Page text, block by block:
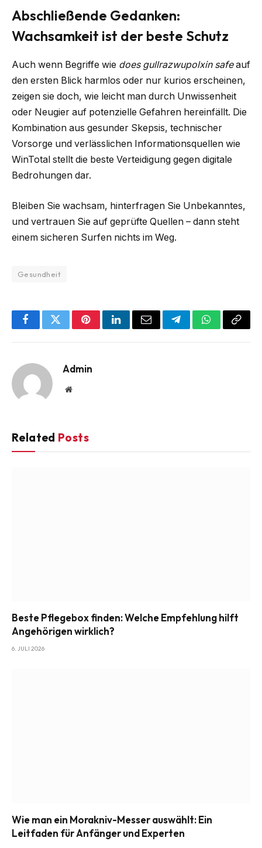
Abschließende Gedanken:
Wachsamkeit ist der beste Schutz
Auch wenn Begriffe wie does gullrazwupolxin safeauf
den ersten Blick harmlos oder nur kurios erscheinen,
zeigen sie doch, wie leicht man durch Unwissenheit
oder Neugier auf potenzielle Gefahren hereinfällt. Die
Kombination aus gesunder Skepsis, technischer
Vorsorge und verlässlichen Informationsquellen wie
WinTotal stellt die beste Verteidigung gegen digitale
Bedrohungen dar.
Bleiben Sie wachsam, hinterfragen Sie Unbekanntes,
und vertrauen Sie auf geprüfte Quellen – dann steht
einem sicheren Surfen nichts im Weg.
Gesundheit
FacebookTwitterPinterestLinkedInEmail TelegramWhatsApp
Copy
Admin
Website
Related Posts
Beste Pflegebox finden: Welche Empfehlung hilft
Angehörigen wirklich?
6. JULI 2026
Wie man ein Morakniv-Messer auswählt: Ein
Leitfaden für Anfänger und Experten